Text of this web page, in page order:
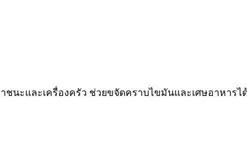
ะและเครื่องครัว ช่วยขจัดคราบไขมันและเศษอาหาร